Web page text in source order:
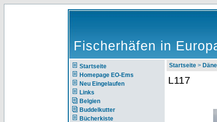
Fischerhäfen in
Startseite
Homepage EO-Ems
Neu Eingelaufen
Links
Belgien
Buddelkutter
Bücherkiste
Startseite >
L117